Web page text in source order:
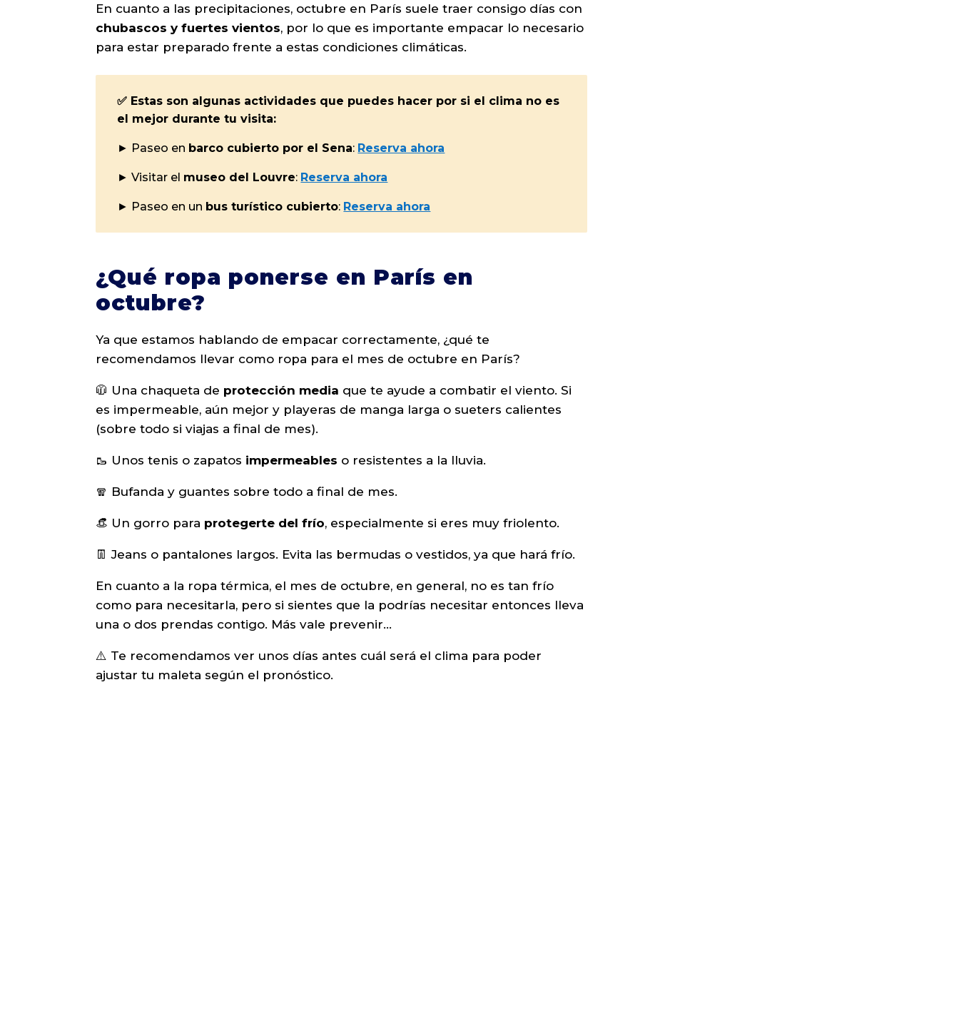
En cuanto a las precipitaciones, octubre en París suele traer consigo días con
chubascos y fuertes vientos, por lo que es importante empacar lo necesario
para estar preparado frente a estas condiciones climáticas.
✅ Estas son algunas actividades que puedes hacer por si el clima no es
el mejor durante tu visita:
► Paseo en barco cubierto por el Sena: Reserva ahora
► Visitar el museo del Louvre: Reserva ahora
► Paseo en un bus turístico cubierto: Reserva ahora
¿Qué ropa ponerse en París en
octubre?
Ya que estamos hablando de empacar correctamente, ¿qué te
recomendamos llevar como ropa para el mes de octubre en París?
🧥 Una chaqueta de protección media que te ayude a combatir el viento. Si
es impermeable, aún mejor y playeras de manga larga o sueters calientes
(sobre todo si viajas a final de mes).
🥾 Unos tenis o zapatos impermeables o resistentes a la lluvia.
🧣 Bufanda y guantes sobre todo a final de mes.
👒 Un gorro para protegerte del frío, especialmente si eres muy friolento.
👖 Jeans o pantalones largos. Evita las bermudas o vestidos, ya que hará frío.
En cuanto a la ropa térmica, el mes de octubre, en general, no es tan frío
como para necesitarla, pero si sientes que la podrías necesitar entonces lleva
una o dos prendas contigo. Más vale prevenir…
⚠️ Te recomendamos ver unos días antes cuál será el clima para poder
ajustar tu maleta según el pronóstico.